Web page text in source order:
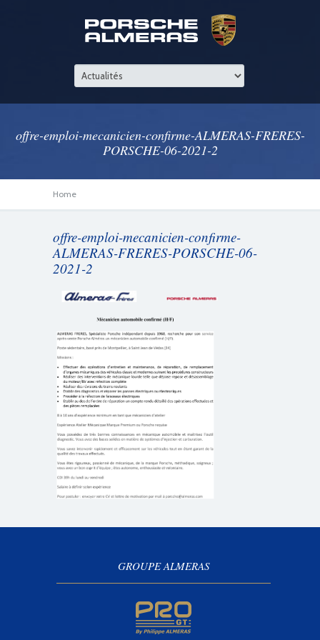
offre-emploi-mecanicien-confirme-ALMERAS-FRERES-
PORSCHE-06-2021-2
Home
offre-emploi-mecanicien-confirme-
ALMERAS-FRERES-PORSCHE-06-
2021-2
GROUPE ALMERAS